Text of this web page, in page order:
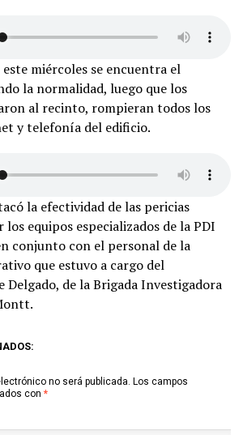
este miércoles se encuentra el
la normalidad, luego que los
al recinto, rompieran todos los
y telefonía del edificio.
la efectividad de las pericias
los equipos especializados de la PDI
conjunto con el personal de la
que estuvo a cargo del
Delgado, de la Brigada Investigadora
no será publicada. Los campos
con *